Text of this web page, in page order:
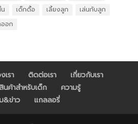
เด็กดื้อ เลี้ยงลูก
เล่นกับลูก
ออก
เรา ติดต่อเรา
เกี่ยวกับเรา
นค้าสำหรับเด็ก
ความรู้
&ข่าว
แกลลอรี่